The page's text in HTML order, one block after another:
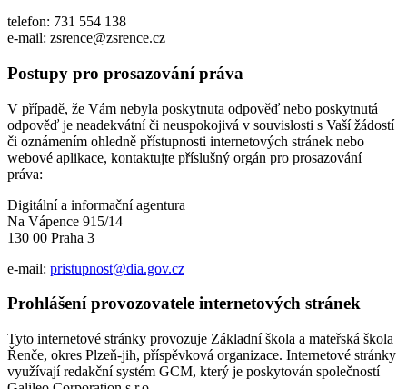
telefon: 731 554 138
e-mail: zsrence@zsrence.cz
Postupy pro prosazování práva
V případě, že Vám nebyla poskytnuta odpověď nebo poskytnutá
odpověď je neadekvátní či neuspokojivá v souvislosti s Vaší žádostí
či oznámením ohledně přístupnosti internetových stránek nebo
webové aplikace, kontaktujte příslušný orgán pro prosazování
práva:
Digitální a informační agentura
Na Vápence 915/14
130 00 Praha 3
e-mail: pristupnost@dia.gov.cz
Prohlášení provozovatele internetových stránek
Tyto internetové stránky provozuje Základní škola a mateřská škola
Řenče, okres Plzeň-jih, příspěvková organizace. Internetové stránky
využívají redakční systém GCM, který je poskytován společností